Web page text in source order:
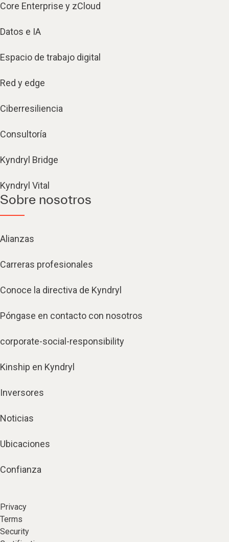
Core Enterprise y zCloud
Datos e IA
Espacio de trabajo digital
Red y edge
Ciberresiliencia
Consultoría
Kyndryl Bridge
Kyndryl Vital
Sobre nosotros
Alianzas
Carreras profesionales
Conoce la directiva de Kyndryl
Póngase en contacto con nosotros
corporate-social-responsibility
Kinship en Kyndryl
Inversores
Noticias
Ubicaciones
Confianza
Privacy
Terms
Security